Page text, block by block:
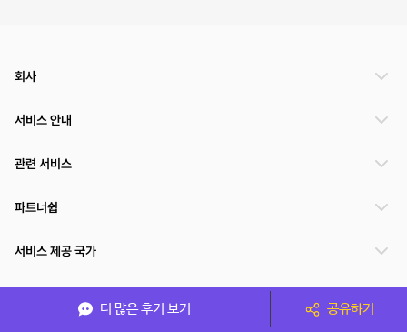
더 많은 후기 보기 공유하기
회사
서비스 안내
관련 서비스
파트너쉽
서비스 제공 국가
(주)NSPACE 사업자정보